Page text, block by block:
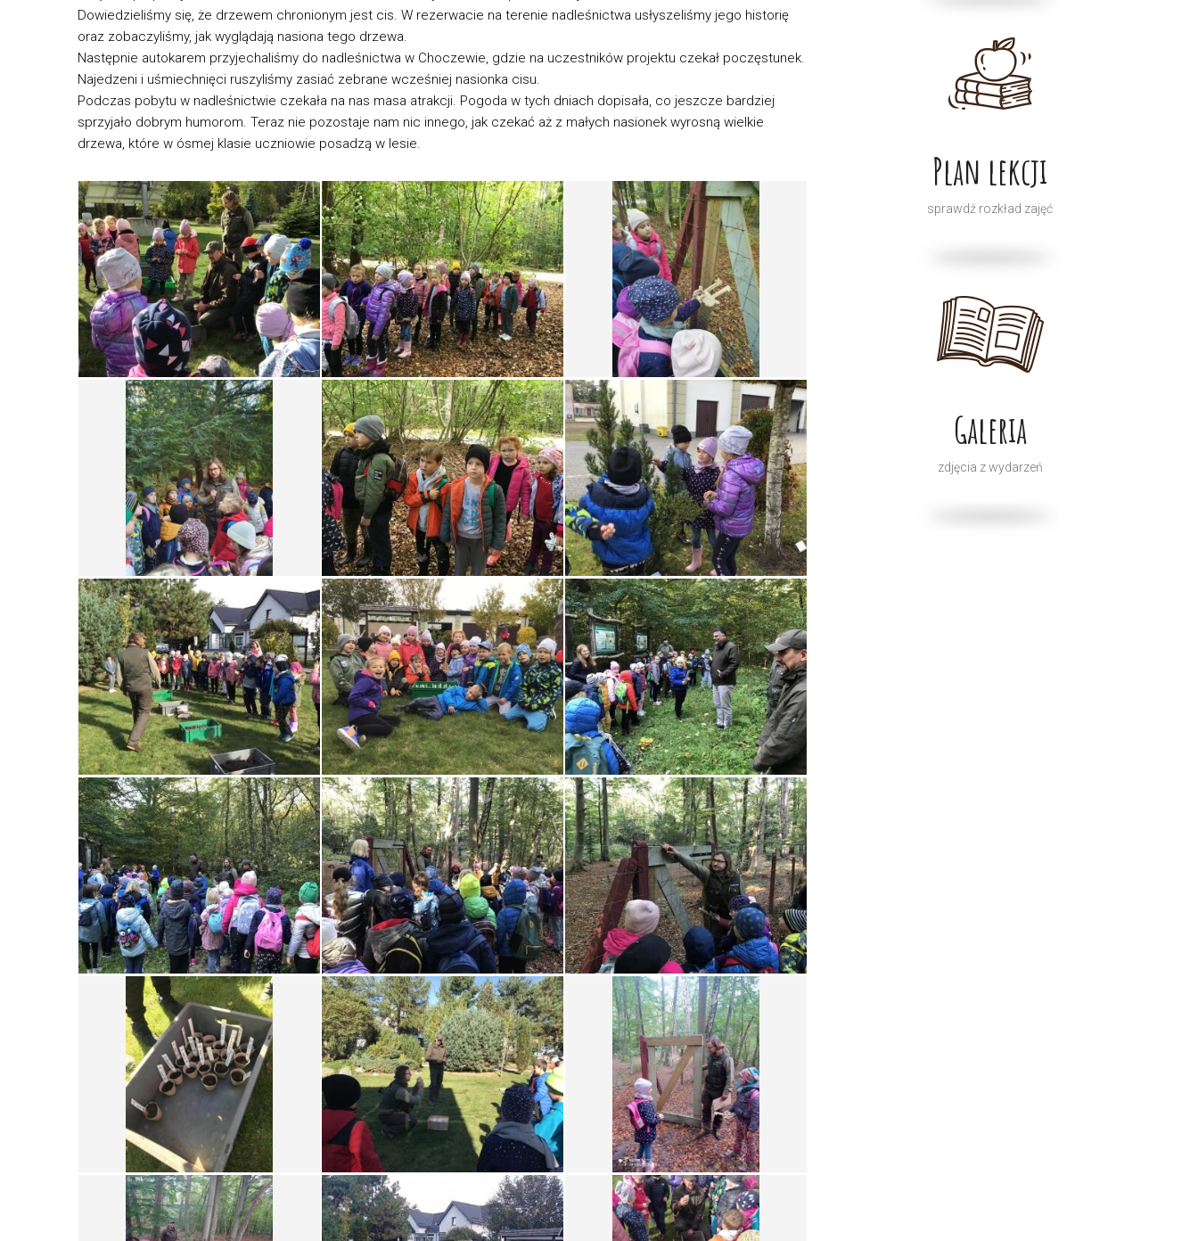
Dowiedzieliśmy się, że drzewem chronionym jest cis. W rezerwacie na terenie nadleśnictwa usłyszeliśmy jego historię
oraz zobaczyliśmy, jak wyglądają nasiona tego drzewa.
Następnie autokarem przyjechaliśmy do nadleśnictwa w Choczewie, gdzie na uczestników projektu czekał poczęstunek.
Najedzeni i uśmiechnięci ruszyliśmy zasiać zebrane wcześniej nasionka cisu.
Podczas pobytu w nadleśnictwie czekała na nas masa atrakcji. Pogoda w tych dniach dopisała, co jeszcze bardziej
sprzyjało dobrym humorom. Teraz nie pozostaje nam nic innego, jak czekać aż z małych nasionek wyrosną wielkie
drzewa, które w ósmej klasie uczniowie posadzą w lesie.
Plan lekcji
sprawdź rozkład zajęć
Galeria
zdjęcia z wydarzeń